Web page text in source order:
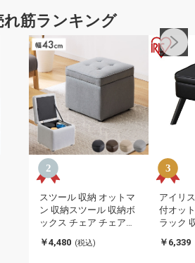
筋ランキング
スツール 収納 オットマ
ン 収納スツール 収納ボ
ックス チェア チェアー
メイクボックス 収納ベ
￥4,480 (税込)
アイリ
付オッ
ラック
可)
￥6,339